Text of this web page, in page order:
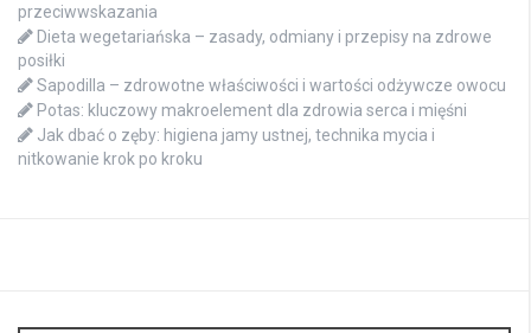
przeciwwskazania
Dieta wegetariańska – zasady, odmiany i przepisy na zdrowe
posiłki
Sapodilla – zdrowotne właściwości i wartości odżywcze owocu
Potas: kluczowy makroelement dla zdrowia serca i mięśni
Jak dbać o zęby: higiena jamy ustnej, technika mycia i
nitkowanie krok po kroku